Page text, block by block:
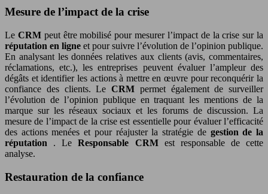
Mesure de l’impact de la crise
Le CRM peut être mobilisé pour mesurer l’impact de la crise sur la
réputation en ligne et pour suivre l’évolution de l’opinion publique.
En analysant les données relatives aux clients (avis, commentaires,
réclamations, etc.), les entreprises peuvent évaluer l’ampleur des
dégâts et identifier les actions à mettre en œuvre pour reconquérir la
confiance des clients. Le CRM permet également de surveiller
l’évolution de l’opinion publique en traquant les mentions de la
marque sur les réseaux sociaux et les forums de discussion. La
mesure de l’impact de la crise est essentielle pour évaluer l’efficacité
des actions menées et pour réajuster la stratégie de gestion de la
réputation . LeResponsable CRM est responsable de cette
analyse.
Restauration de la confiance